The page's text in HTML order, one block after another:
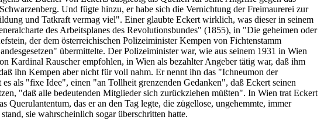
Und fügte hinzu, er habe sich die Vernichtung der Freimaurerei zur
und Tatkraft vermag viel". Einer glaubte Eckert wirklich, was dieser in seinem
des Arbeitsplanes des Revolutionsbundes" (1855), in "Die geheimen oder
der dem österreichischen Polizeiminister Kempen von Fichtenstamm
übermittelte. Der Polizeiminister war, wie aus seinem 1931 in Wien
Kardinal Rauscher empfohlen, in Wien als bezahlter Angeber tätig war, daß ihm
ihn Kempen aber nicht für voll nahm. Er nennt ihn das "Ichneumon der
als "fixe Idee", einen "an Tollheit grenzenden Gedanken", daß Eckert seinen
"daß alle bedeutenden Mitglieder sich zurückziehen müßten". In Wien trat Eckert
das er an den Tag legte, die zügellose, ungehemmte, immer
sie wahrscheinlich sogar überschritten hatte.